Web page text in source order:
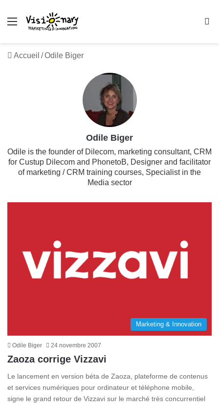
Menu
Accueil /Odile Biger
Odile Biger
Odile is the founder of Dilecom, marketing consultant, CRM
for Custup Dilecom and PhonetoB, Designer and facilitator
of marketing / CRM training courses, Specialist in the
Media sector
Marketing & Innovation
Odile Biger 24 novembre 2007
Zaoza corrige Vizzavi
Le lancement en version béta de Zaoza, plateforme de contenus
et services numériques pour ordinateur et téléphone mobile,
signe le grand retour de Vizzavi sur le marché très concurrentiel